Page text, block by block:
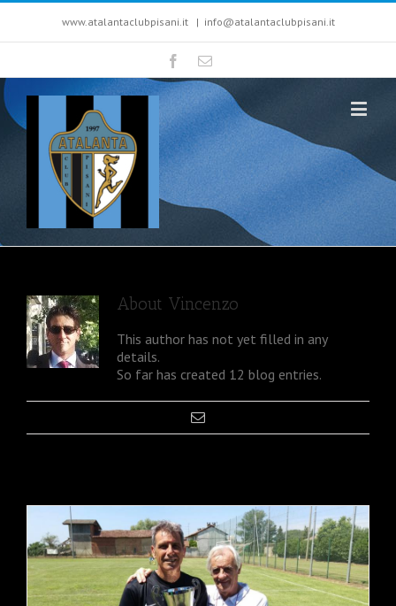
www.atalantaclubpisani.it | info@atalantaclubpisani.it
About Vincenzo
This author has not yet filled in any
details.
So far has created 12 blog entries.